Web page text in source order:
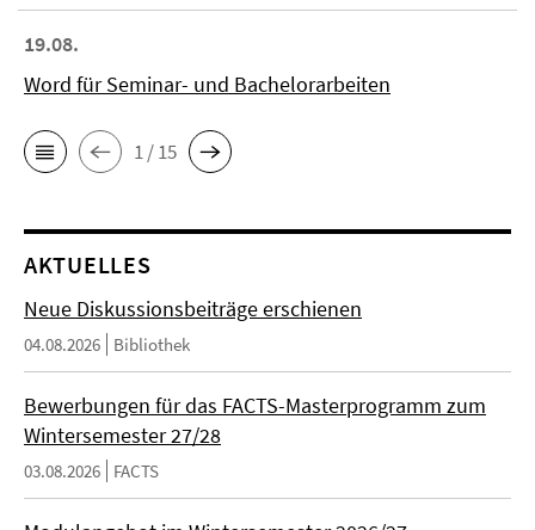
19.08.
Word für Seminar- und Bachelorarbeiten
1 / 15
AKTUELLES
Neue Diskussionsbeiträge erschienen
04.08.2026 Bibliothek
Bewerbungen für das FACTS-Masterprogramm zum
Wintersemester 27/28
03.08.2026 FACTS